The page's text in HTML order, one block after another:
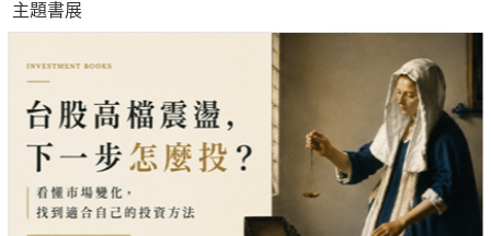
葉儀萱?趙文義?鄭芳祥
本書特色
★了解地方文史脈動：跟著21位在當地生活多年的人，認識
最local的歷史與人物故事。
★主題式路線規劃：從目次篇章查閱喜好主題，閱讀後即可
主題書展